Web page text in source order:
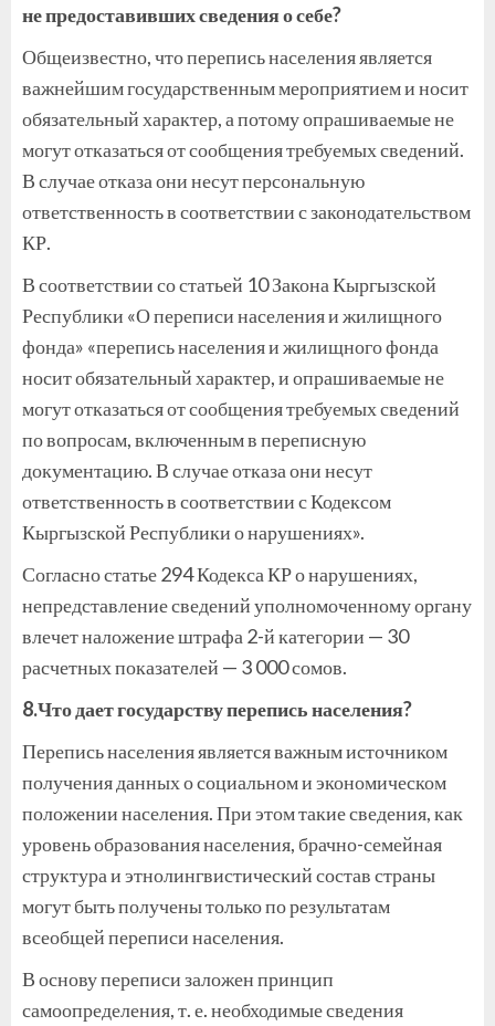
не предоставивших сведения о себе?
Общеизвестно, что перепись населения является
важнейшим государственным мероприятием и носит
обязательный характер, а потому опрашиваемые не
могут отказаться от сообщения требуемых сведений.
В случае отказа они несут персональную
ответственность в соответствии с законодательством
КР.
В соответствии со статьей 10 Закона Кыргызской
Республики «О переписи населения и жилищного
фонда» «перепись населения и жилищного фонда
носит обязательный характер, и опрашиваемые не
могут отказаться от сообщения требуемых сведений
по вопросам, включенным в переписную
документацию. В случае отказа они несут
ответственность в соответствии с Кодексом
Кыргызской Республики о нарушениях».
Согласно статье 294 Кодекса КР о нарушениях,
непредставление сведений уполномоченному органу
влечет наложение штрафа 2-й категории — 30
расчетных показателей — 3 000 сомов.
8.Что дает государству перепись населения?
Перепись населения является важным источником
получения данных о социальном и экономическом
положении населения. При этом такие сведения, как
уровень образования населения, брачно-семейная
структура и этнолингвистический состав страны
могут быть получены только по результатам
всеобщей переписи населения.
В основу переписи заложен принцип
самоопределения, т. е. необходимые сведения